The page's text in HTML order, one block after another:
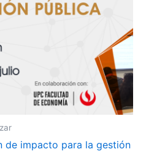
de impacto para la gestión